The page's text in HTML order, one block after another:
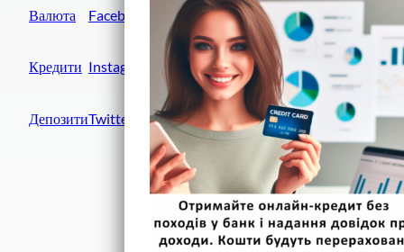
Валюта
Кредити
Депозити
Facebook
Instagram
Twitter
Фінанси IN UA
вулиця Хрещатик, 14
Київ, 01001